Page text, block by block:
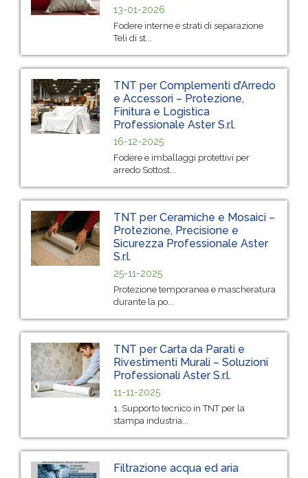
13-01-2026
Fodere interne e strati di separazione
Teli di st...
TNT per Complementi d’Arredo
e Accessori – Protezione,
Finitura e Logistica
Professionale Aster S.r.l.
16-12-2025
Fodere e imballaggi protettivi per
arredo Sottost...
TNT per Ceramiche e Mosaici –
Protezione, Precisione e
Sicurezza Professionale Aster
S.r.l.
25-11-2025
Protezione temporanea e mascheratura
durante la po...
TNT per Carta da Parati e
Rivestimenti Murali – Soluzioni
Professionali Aster S.r.l.
11-11-2025
1. Supporto tecnico in TNT per la
stampa industria...
Filtrazione acqua ed aria